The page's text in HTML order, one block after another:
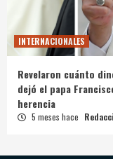
INTERNACIONALES
Revelaron cuánto
dejó el papa
herencia
5 meses hace